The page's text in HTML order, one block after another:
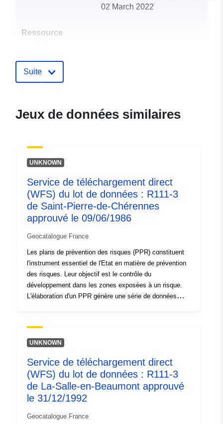
02 March 2022
Ressource
Identificateurs:
946a-46b1-afc0-
4bd9-a767-641ae573448c
Type:
Ressource:
http://inspire.ec.europa.eu/
codelist/SpatialDataServiceType/
Suite
Jeux de données similaires
UNKNOWN
Service de téléchargement direct
(WFS) du lot de données : R111-3
de Saint-Pierre-de-Chérennes
approuvé le 09/06/1986
Geocatalogue France
Les plans de prévention des risques (PPR) constituent
l'instrument essentiel de l'Etat en matière de prévention
des risques. Leur objectif est le contrôle du
développement dans les zones exposées à un risque.
L'élaboration d'un PPR génère une série de données
géographiques contenant les : - périmètre d'exposition
aux risques, - zones réglementées du plan une fois
"zones d'interdiction de construire", dites "zones
rouges", lorsque la règle générale est l'interdiction de
construire ; les "zones soumises à prescriptions", dites
"zones bleues" lorsque les projets sont soumis à des
zones non directement exposées aux risques mais
UNKNOWN
Service de téléchargement direct
(WFS) du lot de données : R111-3
de La-Salle-en-Beaumont approuvé
le 31/12/1992
Geocatalogue France